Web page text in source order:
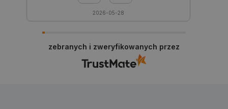
2026-05-28
zebranych i zweryfikowanych przez